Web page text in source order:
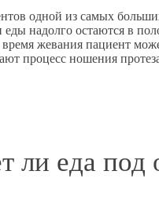
одной из самых
еды надолго остаются в
время жевания пациент
процесс ношения
ли еда